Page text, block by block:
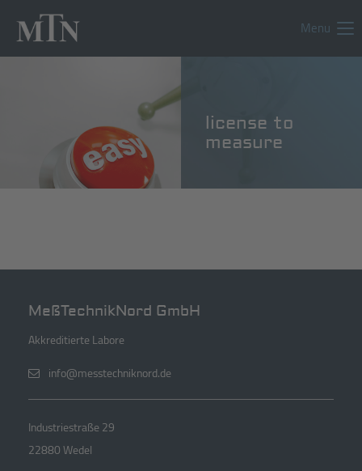
Menu
license to
measure
MeßTechnikNord GmbH
Akkreditierte Labore
info@messtechniknord.de
Industriestraße 29
22880 Wedel